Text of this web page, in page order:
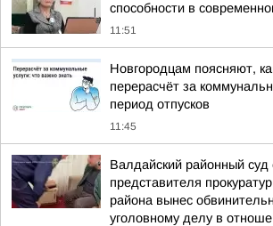
способности в
11:51
Новгородцам поясняют,
перерасчёт за
период отпусков
11:45
Валдайский районный суд
представителя
района вынес
уголовному делу в